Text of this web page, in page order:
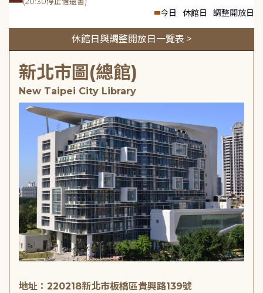
今日 休館日 調整開放日
休館日與調整開放日一覽表 >
新北市圖(總館)
New Taipei City Library
地址：220218新北市板橋區貴興路139號